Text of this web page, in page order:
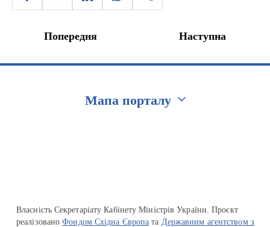
Попередня Наступна
Мапа порталу
Власність Секретаріату Кабінету Міністрів України. Проєкт
реалізованоФондом Східна Європа та Державним агентством з